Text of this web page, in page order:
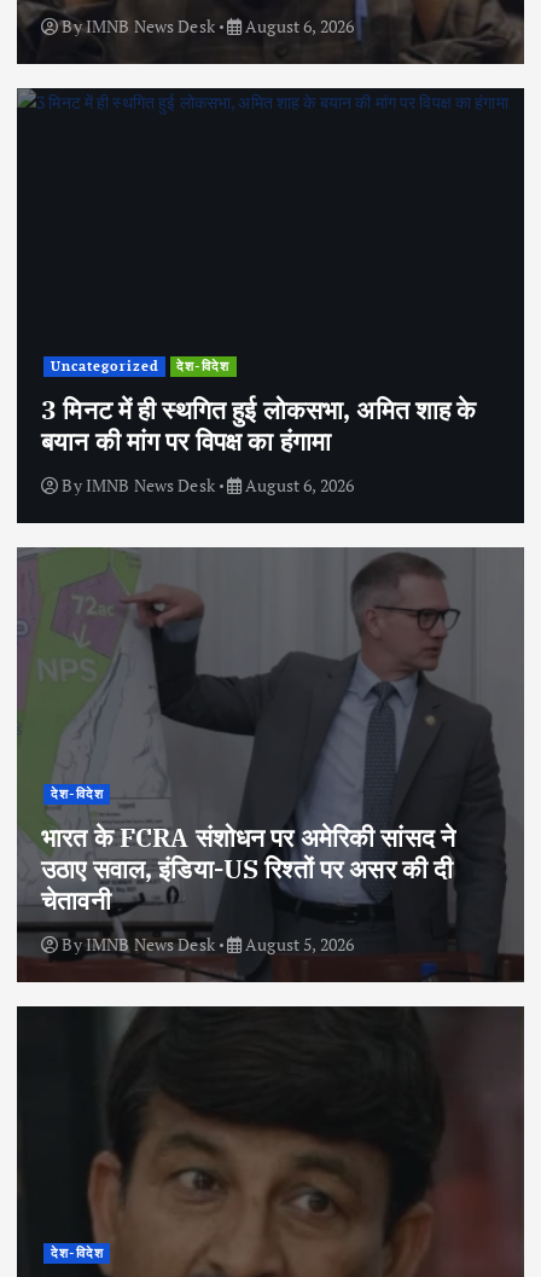
ByIMNB News Desk August 6, 2026
Uncategorized देश-विदेश
3 मिनट में ही स्थगित हुई लोकसभा, अमित शाह के
बयान की मांग पर विपक्ष का हंगामा
By IMNB News Desk August 6, 2026
देश-विदेश
भारत के FCRA संशोधन पर अमेरिकी सांसद ने
उठाए सवाल, इंडिया-US रिश्तों पर असर की दी
चेतावनी
ByIMNB News Desk August 5, 2026
देश-विदेश